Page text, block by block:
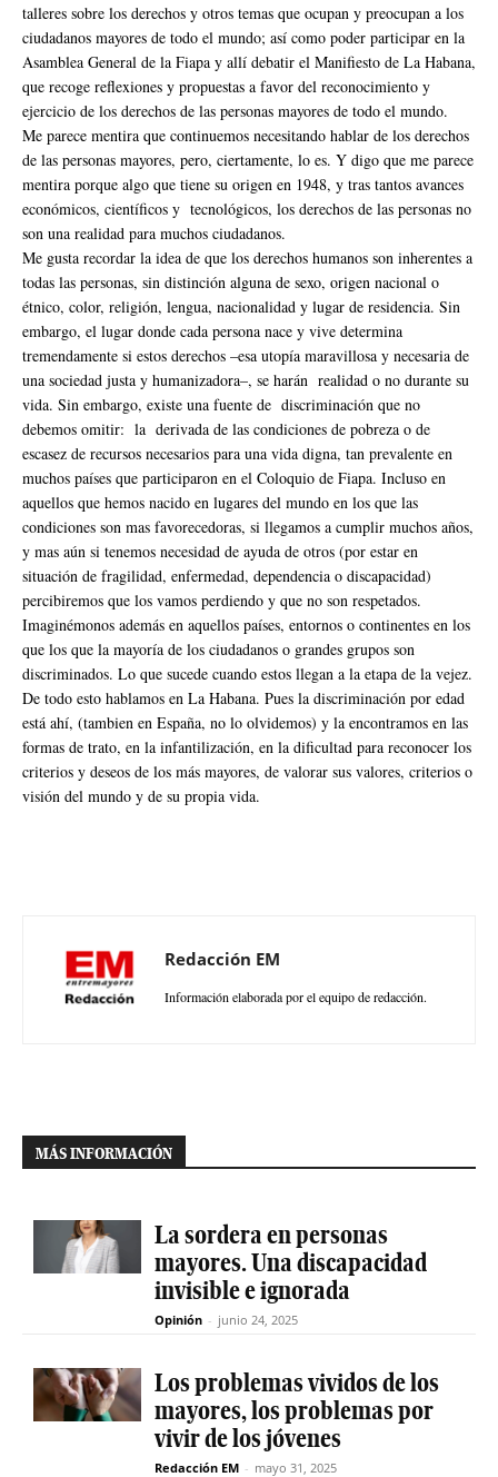
talleres sobre los derechos y otros temas que ocupan y preocupan a los
ciudadanos mayores de todo el mundo; así como poder participar en la
Asamblea General de la Fiapa y allí debatir el Manifiesto de La Habana,
que recoge reflexiones y propuestas a favor del reconocimiento y
ejercicio de los derechos de las personas mayores de todo el mundo.
Me parece mentira que continuemos necesitando hablar de los derechos
de las personas mayores, pero, ciertamente, lo es. Y digo que me parece
mentira porque algo que tiene su origen en 1948, y tras tantos avances
económicos, científicos y tecnológicos, los derechos de las personas no
son una realidad para muchos ciudadanos.
Me gusta recordar la idea de que los derechos humanos son inherentes a
todas las personas, sin distinción alguna de sexo, origen nacional o
étnico, color, religión, lengua, nacionalidad y lugar de residencia. Sin
embargo, el lugar donde cada persona nace y vive determina
tremendamente si estos derechos –esa utopía maravillosa y necesaria de
una sociedad justa y humanizadora–, se harán realidad o no durante su
vida. Sin embargo, existe una fuente de discriminación que no
debemos omitir: la derivada de las condiciones de pobreza o de
escasez de recursos necesarios para una vida digna, tan prevalente en
muchos países que participaron en el Coloquio de Fiapa. Incluso en
aquellos que hemos nacido en lugares del mundo en los que las
condiciones son mas favorecedoras, si llegamos a cumplir muchos años,
y mas aún si tenemos necesidad de ayuda de otros (por estar en
situación de fragilidad, enfermedad, dependencia o discapacidad)
percibiremos que los vamos perdiendo y que no son respetados.
Imaginémonos además en aquellos países, entornos o continentes en los
que los que la mayoría de los ciudadanos o grandes grupos son
discriminados. Lo que sucede cuando estos llegan a la etapa de la vejez.
De todo esto hablamos en La Habana. Pues la discriminación por edad
está ahí, (tambien en España, no lo olvidemos) y la encontramos en las
formas de trato, en la infantilización, en la dificultad para reconocer los
criterios y deseos de los más mayores, de valorar sus valores, criterios o
visión del mundo y de su propia vida.
Redacción EM
Información elaborada por el equipo de redacción.
MÁS INFORMACIÓN
La sordera en personas
mayores. Una discapacidad
invisible e ignorada
Opinión - junio 24, 2025
Los problemas vividos de los
mayores, los problemas por
vivir de los jóvenes
Redacción EM - mayo 31, 2025